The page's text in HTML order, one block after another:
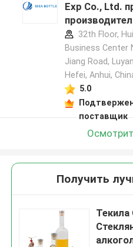
Exp Co., Ltd.
32th Floor,
Business Center
Jiang Road,
Hefei, Anhui,
5.0
поставщик
Получить
Текила